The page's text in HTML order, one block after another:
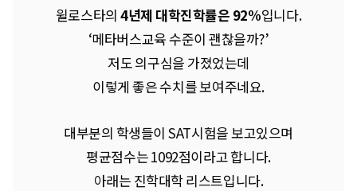
윌로스타의4년제 대학진학률은 92%입니다.
‘메타버스교육 수준이 괜찮을까?’
저도 의구심을 가졌었는데
이렇게 좋은 수치를 보여주네요.
대부분의 학생들이 SAT시험을 보고있으며
평균점수는 1092점이라고 합니다.
아래는 진학대학 리스트입니다.